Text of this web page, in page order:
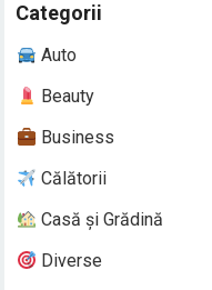
Categorii
Auto
Beauty
Business
Călătorii
Casă și Grădină
Diverse